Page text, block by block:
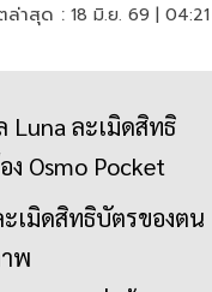
ล่าสุด : 18 มิ.ย. 69 |
Luna ละเมิดสิทธิ
Osmo Pocket
เมิดสิทธิบัตรของตน
พ